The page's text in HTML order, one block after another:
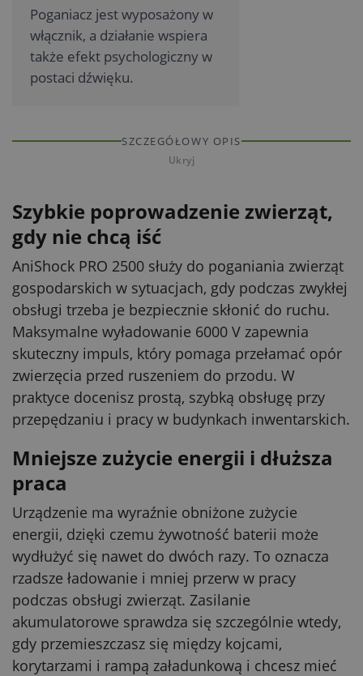
Poganiacz jest wyposażony w
włącznik, a działanie wspiera
także efekt psychologiczny w
postaci dźwięku.
SZCZEGÓŁOWY OPIS
Ukryj
Szybkie poprowadzenie zwierząt,
gdy nie chcą iść
AniShock PRO 2500 służy do poganiania zwierząt
gospodarskich w sytuacjach, gdy podczas zwykłej
obsługi trzeba je bezpiecznie skłonić do ruchu.
Maksymalne wyładowanie 6000 V zapewnia
skuteczny impuls, który pomaga przełamać opór
zwierzęcia przed ruszeniem do przodu. W
praktyce docenisz prostą, szybką obsługę przy
przepędzaniu i pracy w budynkach inwentarskich.
Mniejsze zużycie energii i dłuższa
praca
Urządzenie ma wyraźnie obniżone zużycie
energii, dzięki czemu żywotność baterii może
wydłużyć się nawet do dwóch razy. To oznacza
rzadsze ładowanie i mniej przerw w pracy
podczas obsługi zwierząt. Zasilanie
akumulatorowe sprawdza się szczególnie wtedy,
gdy przemieszczasz się między kojcami,
korytarzami i rampą załadunkową i chcesz mieć